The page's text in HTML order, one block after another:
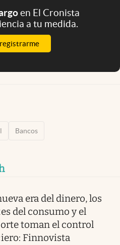
en El Cronista
a tu medida.
Bancos
era del dinero, los
del consumo y el
toman el control
Finnovista